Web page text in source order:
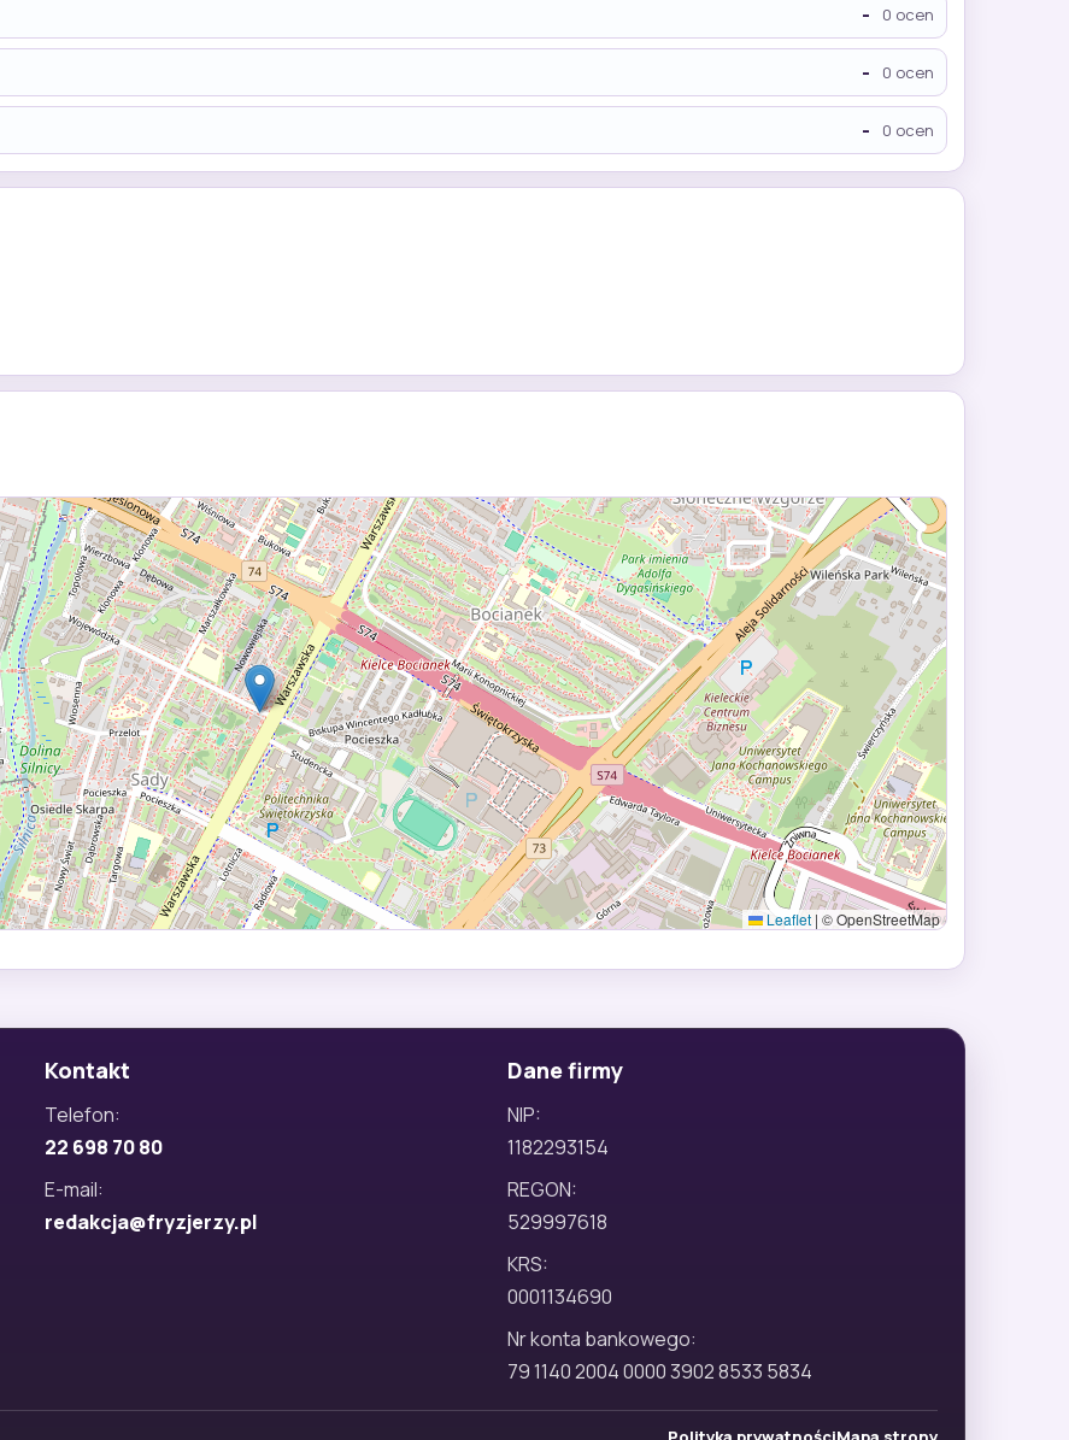
- 0 ocen
- 0 ocen
- 0 ocen
Leaflet | © OpenStreetMap
Kontakt
Telefon:
22 698 70 80
E-mail:
redakcja@fryzjerzy.pl
Dane firmy
NIP:
1182293154
REGON:
529997618
KRS:
0001134690
Nr konta bankowego:
79 1140 2004 0000 3902 8533 5834